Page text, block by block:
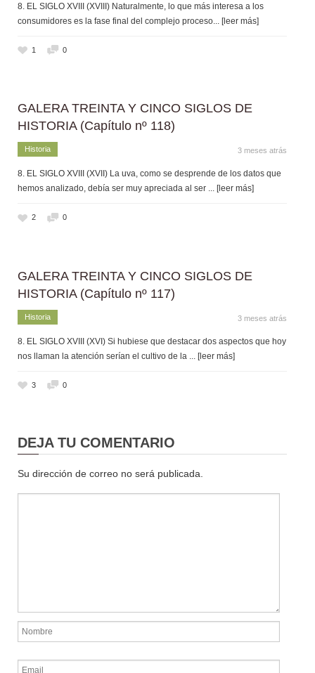
8. EL SIGLO XVIII (XVIII) Naturalmente, lo que más interesa a los
consumidores es la fase final del complejo proceso... [leer más]
1 0
GALERA TREINTA Y CINCO SIGLOS DE
HISTORIA (Capítulo nº 118)
Historia 3 meses atrás
8. EL SIGLO XVIII (XVII) La uva, como se desprende de los datos que
hemos analizado, debía ser muy apreciada al ser ... [leer más]
2 0
GALERA TREINTA Y CINCO SIGLOS DE
HISTORIA (Capítulo nº 117)
Historia 3 meses atrás
8. EL SIGLO XVIII (XVI) Si hubiese que destacar dos aspectos que hoy
nos llaman la atención serían el cultivo de la
... [leer más]
3 0
DEJA TU COMENTARIO
Su dirección de correo no será publicada.